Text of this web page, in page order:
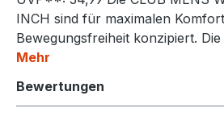
INCH sind für maximalen
Bewegungsfreiheit konzipiert.
Mehr
Bewertungen